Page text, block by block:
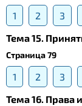
1 2 3
Тема 15.
Страница 79
1 2 3
Тема 16. Права